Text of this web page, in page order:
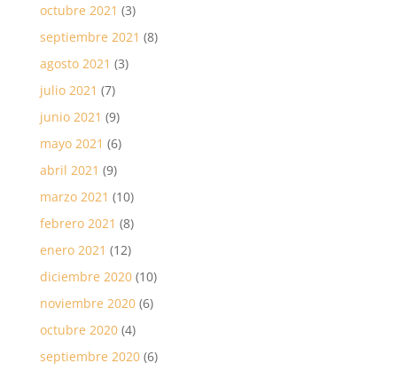
octubre 2021 (3)
septiembre 2021 (8)
agosto 2021 (3)
julio 2021 (7)
junio 2021 (9)
mayo 2021 (6)
abril 2021 (9)
marzo 2021 (10)
febrero 2021 (8)
enero 2021 (12)
diciembre 2020(10)
noviembre 2020(6)
octubre 2020(4)
septiembre 2020(6)